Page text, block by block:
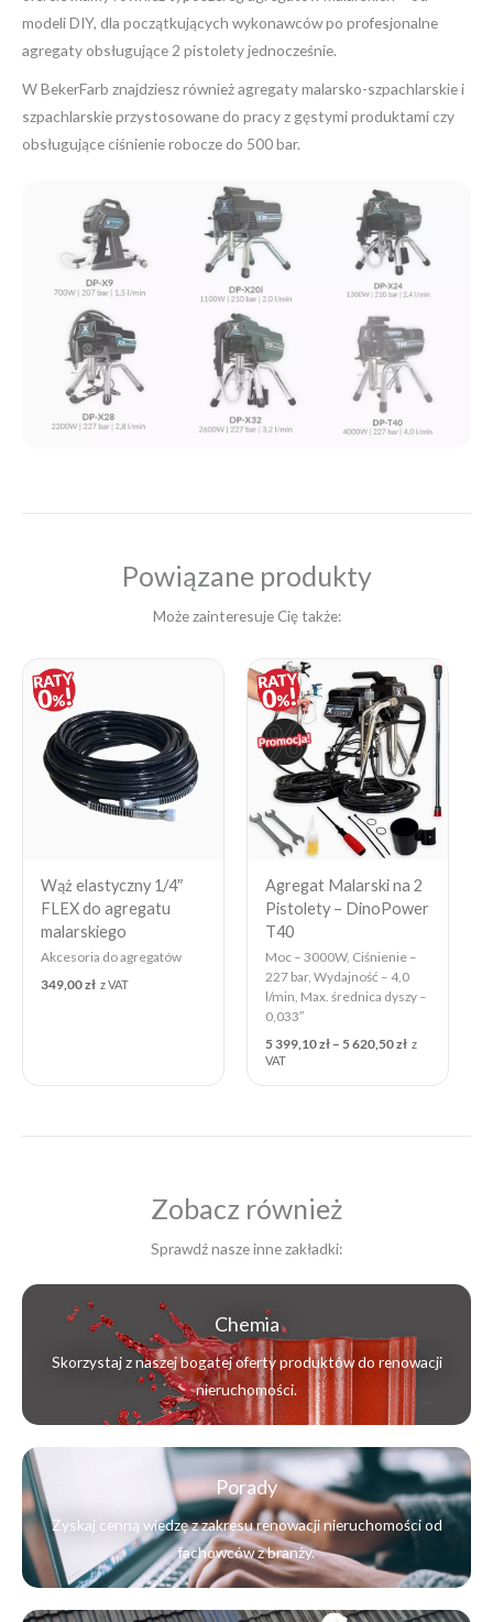
modeli DIY, dla początkujących wykonawców po profesjonalne
agregaty obsługujące 2 pistolety jednocześnie.
W BekerFarb znajdziesz również agregaty malarsko-szpachlarskie i
szpachlarskie przystosowane do pracy z gęstymi produktami czy
obsługujące ciśnienie robocze do 500 bar.
Powiązane produkty
Może zainteresuje Cię także:
Wąż elastyczny 1/4″
FLEX do agregatu
malarskiego
Akcesoria do agregatów
349,00zł z VAT
Agregat Malarski na 2
Pistolety – DinoPower
T40
Moc – 3000W, Ciśnienie –
227 bar, Wydajność – 4,0
l/min, Max. średnica dyszy –
0,033″
5 399,10zł – 5 620,50zł
Price
range:
5
399,10 zł
through
5
620,50 zł
z
VAT
Zobacz również
Sprawdź nasze inne zakładki:
Chemia
Skorzystaj z naszej bogatej oferty produktów do renowacji
nieruchomości.
Porady
Zyskaj cenną wiedzę z zakresu renowacji nieruchomości od
fachowców z branży.